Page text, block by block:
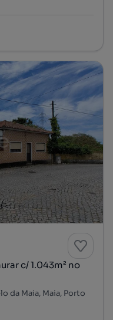
c/ 1.043m² no
da Maia, Maia, Porto